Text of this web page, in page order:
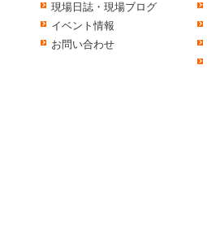
現場日誌・現場ブログ
イベント情報
お問い合わせ